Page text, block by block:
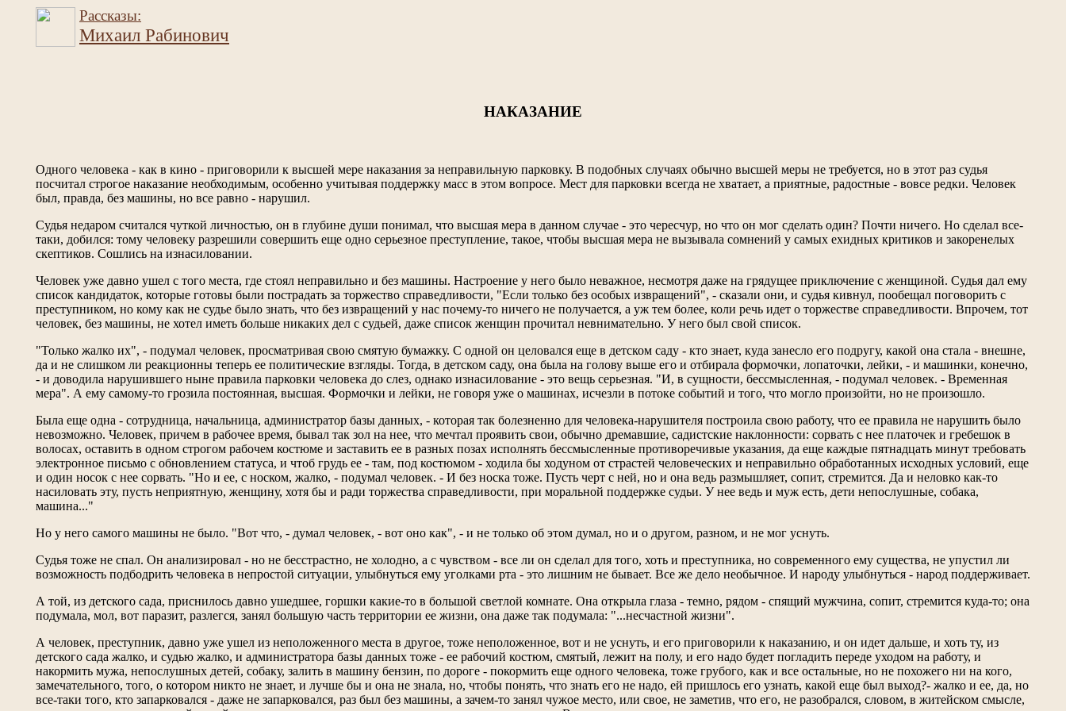
Рассказы:
Михаил Рабинович
НАКАЗАНИЕ
Одного человека - как в кино - приговорили к высшей мере наказания за неправильную парковку. В подобных случаях обычно высшей меры не требуется, но в этот раз судья
посчитал строгое наказание необходимым, особенно учитывая поддержку масс в этом вопросе. Мест для парковки всегда не хватает, а приятные, радостные - вовсе редки. Человек
был, правда, без машины, но все равно - нарушил.
Судья недаром считался чуткой личностью, он в глубине души понимал, что высшая мера в данном случае - это чересчур, но что он мог сделать один? Почти ничего. Но сделал все-
таки, добился: тому человеку разрешили совершить еще одно серьезное преступление, такое, чтобы высшая мера не вызывала сомнений у самых ехидных критиков и закоренелых
скептиков. Сошлись на изнасиловании.
Человек уже давно ушел с того места, где стоял неправильно и без машины. Настроение у него было неважное, несмотря даже на грядущее приключение с женщиной. Судья дал ему
список кандидаток, которые готовы были пострадать за торжество справедливости, "Если только без особых извращений", - сказали они, и судья кивнул, пообещал поговорить с
преступником, но кому как не судье было знать, что без извращений у нас почему-то ничего не получается, а уж тем более, коли речь идет о торжестве справедливости. Впрoчем, тот
человек, без машины, не хотел иметь больше никаких дел с судьей, даже список женщин прочитал невнимательно. У него был свой список.
"Только жалко их", - подумал человек, просматривая свою смятую бумажку. С одной он целовался еще в детском саду - кто знает, куда занесло его подругу, какой она стала - внешне,
да и не слишком ли реакционны теперь ее политические взгляды. Тогда, в детском саду, она была на голову выше его и отбирала формочки, лопаточки, лейки, - и машинки, конечно,
- и доводила нарушившего ныне правила парковки человека до слез, однако изнасилование - это вещь серьезная. "И, в сущности, бессмысленная, - подумал человек. - Временная
мера". А ему самому-то грозила постоянная, высшая. Формочки и лейки, не говоря уже о машинах, исчезли в потоке событий и того, что могло произойти, но не произошло.
Была еще одна - сотрудница, начальница, администратор базы данных, - которая так болезненно для человека-нарушителя построила свою работу, что ее правила не нарушить было
невозможно. Человек, причем в рабочее время, бывал так зол на нее, что мечтал проявить свои, обычно дремавшие, садистские наклонности: сорвать с нее платочек и гребешок в
волосах, оставить в одном строгом рабочем костюме и заставить ее в разных позах исполнять бессмысленные противоречивые указания, да еще каждые пятнадцать минут требовать
электронное письмо с обновлением статуса, и чтоб грудь ее - там, под костюмом - ходила бы ходуном от страстей человеческих и неправильно обработанных исходных условий, еще
и один носок с нее сорвать. "Но и ее, с носком, жалко, - подумал человек. - И без носка тоже. Пусть черт с ней, но и она ведь размышляет, сопит, стремится. Да и неловко как-то
насиловать эту, пусть неприятную, женщину, хотя бы и ради торжества справедливости, при моральной поддержке судьи. У неe ведь и муж есть, дети непослушные, собака,
машина..."
Но у него самого машины не было. "Вот что, - думал человек, - вот оно как", - и не только об этом думал, но и о другом, разном, и не мог уснуть.
Судья тоже не спал. Он анализировал - но не бесстрастно, не холодно, а с чувством - все ли он сделал для того, хоть и преступника, но современного ему существа, не упустил ли
возможность подбодрить человека в непростой ситуации, улыбнуться ему уголками рта - это лишним не бывает. Все же дело необычное. И народу улыбнуться - народ поддерживает.
А той, из детского сада, приснилось давно ушедшее, горшки какие-то в большой светлой комнате. Она открыла глаза - темно, рядом - спящий мужчина, сопит, стремится куда-то; она
подумала, мол, вот паразит, разлегся, занял большую часть территории ее жизни, она даже так подумала: "...несчастной жизни".
А человек, преступник, давно уже ушел из неположенного места в другое, тоже неположенное, вот и не уснуть, и его приговорили к наказанию, и он идет дальше, и хоть ту, из
детского сада жалко, и судью жалко, и администратора базы данных тоже - ее рабочий костюм, смятый, лежит на полу, и его надо будет погладить переде уходом на работу, и
накормить мужа, непослушных детей, собаку, залить в машину бензин, по дороге - покормить еще одного человека, тоже грубого, как и все остальные, но не похожего ни на кого,
замечательного, того, о котором никто не знает, и лучше бы и она не знала, но, чтобы понять, что знать его не надо, ей пришлось его узнать, какой еще был выход?- жалко и ее, да, но
все-таки того, кто запарковался - даже не запарковался, раз был без машины, а зачем-то занял чужое место, или свое, не заметив, что его, не разобрался, словом, в житейском смысле,